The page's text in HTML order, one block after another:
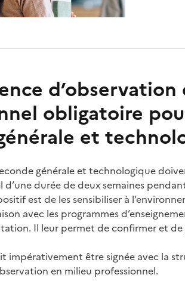
obligatoire
et
générale et technologique
d’une durée de deux semaines
est de les sensibiliser à
avec les programmes
Il leur permet de confirmer et
impérativement être signée avec la
en milieu professionnel.